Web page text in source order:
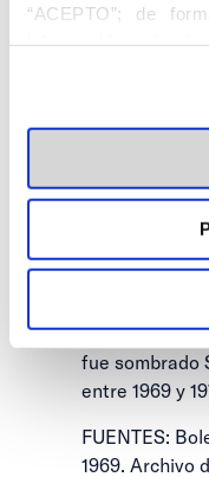
“ACEPTO”; de
información más
en el botón
visitar nuestra
GARCÍA DE
por oposición
letrado de la
1968 Juez
Monetarios, y
en la
Perteneció a
fue sombrado
entre 1969 y
FUENTES:
1969. Archivo